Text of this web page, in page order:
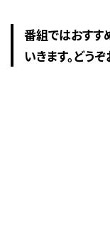
番組ではおすす
いきます。どうぞ